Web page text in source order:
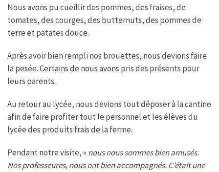
Nous avons pu cueillir des pommes, des fraises, de
tomates, des courges, des butternuts, des pommes de
terre et patates douce.
Après avoir bien rempli nos brouettes, nous devions faire
la pesée. Certains de nous avons pris des présents pour
leurs parents.
Au retour au lycée, nous devions tout déposer à la cantine
afin de faire profiter tout le personnel et les élèves du
lycée des produits frais de la ferme.
Pendant notre visite, «nous nous sommes bien amusés.
Nos professeures, nous ont bien accompagnés. C’était une